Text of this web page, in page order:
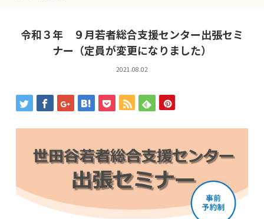
令和３年 ９月若者総合支援センター出張セミ
ナー（定員が変更になりました）
2021.08.02